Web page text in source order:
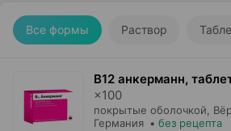
Все формы Раствор
В12 анкерманн,
×100
покрытые оболочкой,
Германия • без рецепта